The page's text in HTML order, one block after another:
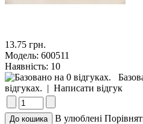
13.75 грн.
Модель: 600511
Наявність: 10
відгуках. | Написати відгук
В улюблені